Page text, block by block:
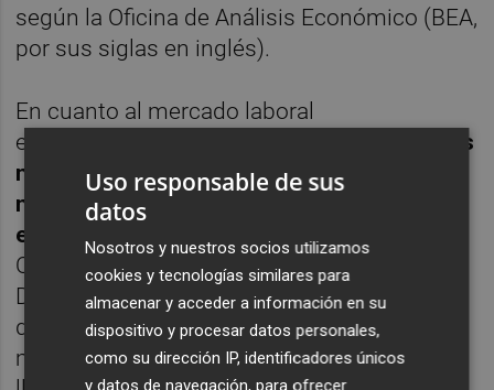
según la Oficina de Análisis Económico (BEA,
por sus siglas en inglés).
En cuanto al mercado laboral
estadounidense, este
creó 199.000 empleos
no agrícolas durante el pasado mes de
noviembre, lo que permitió reducir el paro
en dos décimas, hasta el 3,7%
Oficina de Estadísticas Laborales del
Departamento de Trabajo. Así, la tasa de
desempleo en EEUU volvió a acercarse al
mínimo registrado en enero y abril, cuando
Uso responsable de sus
datos
Nosotros y nuestros socios utilizamos
cookies y tecnologías similares para
almacenar y acceder a información en su
dispositivo y procesar datos personales,
como su dirección IP, identificadores únicos
y datos de navegación, para ofrecer